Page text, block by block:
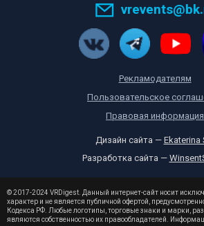
Рекламодателям
Пользовательское
Правовая информация
Дизайн сайта — Ekaterina
Разработка сайта —
© 2017-2024 VRDigest. Данный интернет-сайт носит
характер и не является публичной офертой,
Кодекса РФ. Любые логотипы, торговые знаки и марки,
являются собственностью их правообладателей.